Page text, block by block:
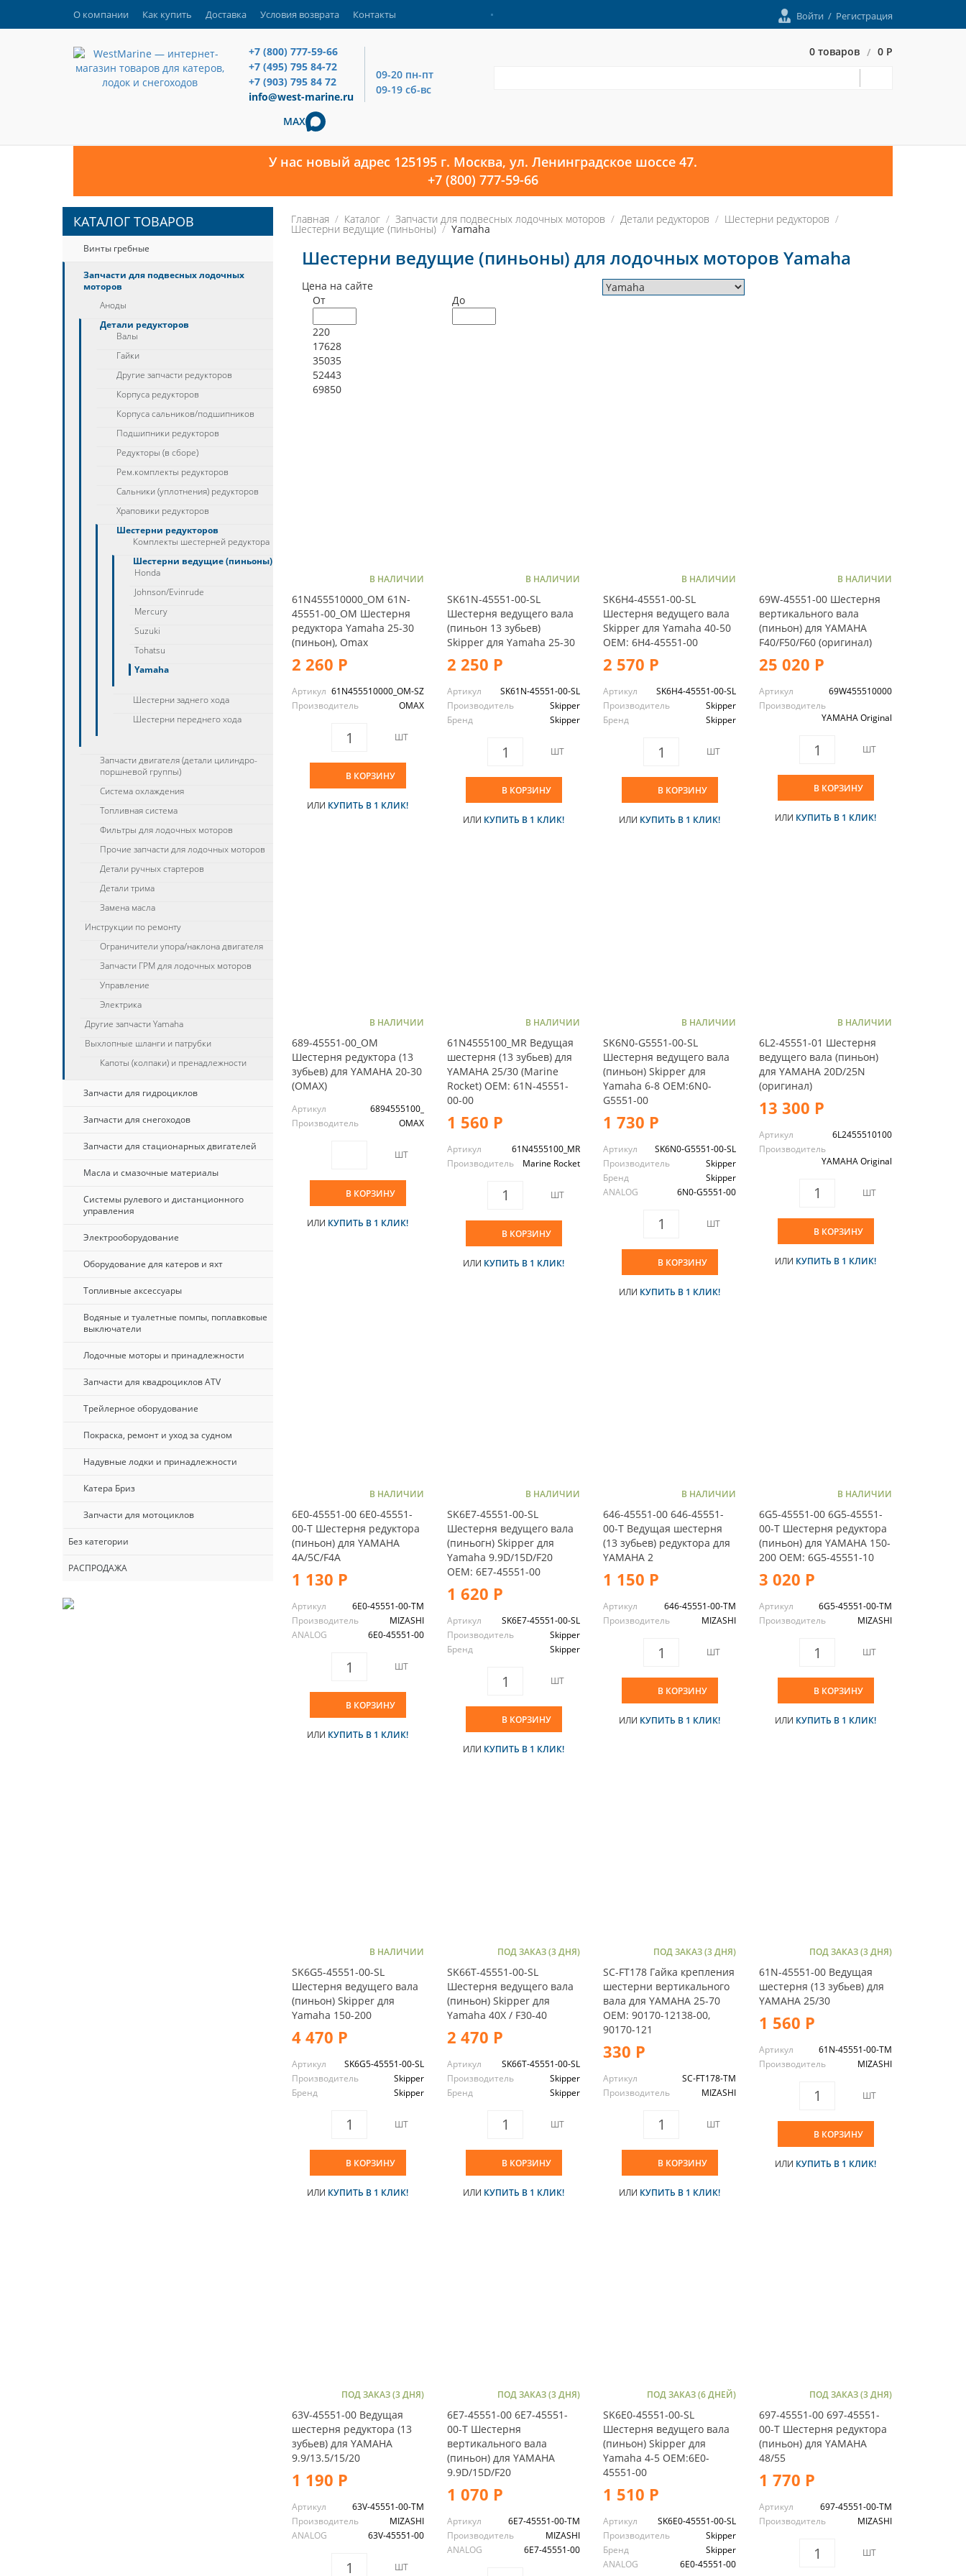
О компании Как купить Доставка Условия возврата Контакты Войти / Регистрация
+7 (800) 777-59-66
+7 (495) 795 84-72
+7 (903) 795 84 72
info@west-marine.ru
09-20 пн-пт
09-19 сб-вс
MAX
0 товаров / 0 Р
У нас новый адрес 125195 г. Москва, ул. Ленинградское шоссе 47.
+7 (800) 777-59-66
Главная Каталог Запчасти для подвесных лодочных моторов Детали редукторов Шестерни редукторов
Шестерни ведущие (пиньоны) Yamaha
Шестерни ведущие (пиньоны) для лодочных моторов Yamaha
Цена на сайте
От
До
220
17628
35035
52443
69850
В НАЛИЧИИ
61N455510000_OM 61N-
45551-00_OM Шестерня
редуктора Yamaha 25-30
(пиньон), Omax
2 260 Р
Артикул 61N455510000_OM-SZ
Производитель
OMAX
ШТ
В КОРЗИНУ
ИЛИ КУПИТЬ В 1 КЛИК!
В НАЛИЧИИ
SK61N-45551-00-SL
Шестерня ведущего вала
(пиньон 13 зубьев)
Skipper для Yamaha 25-30
2 250 Р
Артикул
SK61N-45551-00-SL
Производитель
Skipper
Бренд
Skipper
ШТ
В КОРЗИНУ
ИЛИ КУПИТЬ В 1 КЛИК!
В НАЛИЧИИ
SK6H4-45551-00-SL
Шестерня ведущего вала
Skipper для Yamaha 40-50
OEM: 6H4-45551-00
2 570 Р
Артикул
SK6H4-45551-00-SL
Производитель
Skipper
Бренд
Skipper
ШТ
В КОРЗИНУ
ИЛИ КУПИТЬ В 1 КЛИК!
В НАЛИЧИИ
69W-45551-00 Шестерня
вертикального вала
(пиньон) для YAMAHA
F40/F50/F60 (оригинал)
25 020 Р
Артикул
69W455510000
Производитель
YAMAHA Original
ШТ
В КОРЗИНУ
ИЛИ КУПИТЬ В 1 КЛИК!
В НАЛИЧИИ
689-45551-00_OM
Шестерня редуктора (13
зубьев) для YAMAHA 20-30
(OMAX)
Артикул
6894555100_
Производитель
OMAX
ШТ
В КОРЗИНУ
ИЛИ КУПИТЬ В 1 КЛИК!
В НАЛИЧИИ
61N4555100_MR Ведущая
шестерня (13 зубьев) для
YAMAHA 25/30 (Marine
Rocket) OEM: 61N-45551-
00-00
1 560 Р
Артикул
61N4555100_MR
Производитель
Marine Rocket
ШТ
В КОРЗИНУ
ИЛИ КУПИТЬ В 1 КЛИК!
В НАЛИЧИИ
SK6N0-G5551-00-SL
Шестерня ведущего вала
(пиньон) Skipper для
Yamaha 6-8 OEM:6N0-
G5551-00
1 730 Р
Артикул
SK6N0-G5551-00-SL
Производитель
Skipper
Бренд
Skipper
ANALOG
6N0-G5551-00
ШТ
В КОРЗИНУ
ИЛИ КУПИТЬ В 1 КЛИК!
В НАЛИЧИИ
6L2-45551-01 Шестерня
ведущего вала (пиньон)
для YAMAHA 20D/25N
(оригинал)
13 300 Р
Артикул
6L2455510100
Производитель
YAMAHA Original
ШТ
В КОРЗИНУ
ИЛИ КУПИТЬ В 1 КЛИК!
В НАЛИЧИИ
6E0-45551-00 6E0-45551-
00-T Шестерня редуктора
(пиньон) для YAMAHA
4A/5C/F4A
1 130 Р
Артикул
6E0-45551-00-TM
Производитель
MIZASHI
ANALOG
6E0-45551-00
ШТ
В КОРЗИНУ
ИЛИ КУПИТЬ В 1 КЛИК!
В НАЛИЧИИ
SK6E7-45551-00-SL
Шестерня ведущего вала
(пиньогн) Skipper для
Yamaha 9.9D/15D/F20
OEM: 6E7-45551-00
1 620 Р
Артикул
SK6E7-45551-00-SL
Производитель
Skipper
Бренд
Skipper
ШТ
В КОРЗИНУ
ИЛИ КУПИТЬ В 1 КЛИК!
В НАЛИЧИИ
646-45551-00 646-45551-
00-T Ведущая шестерня
(13 зубьев) редуктора для
YAMAHA 2
1 150 Р
Артикул
646-45551-00-TM
Производитель
MIZASHI
ШТ
В КОРЗИНУ
ИЛИ КУПИТЬ В 1 КЛИК!
В НАЛИЧИИ
6G5-45551-00 6G5-45551-
00-T Шестерня редуктора
(пиньон) для YAMAHA 150-
200 OEM: 6G5-45551-10
3 020 Р
Артикул
6G5-45551-00-TM
Производитель
MIZASHI
ШТ
В КОРЗИНУ
ИЛИ КУПИТЬ В 1 КЛИК!
В НАЛИЧИИ
SK6G5-45551-00-SL
Шестерня ведущего вала
(пиньон) Skipper для
Yamaha 150-200
4 470 Р
Артикул
SK6G5-45551-00-SL
Производитель
Skipper
Бренд
Skipper
ШТ
В КОРЗИНУ
ИЛИ КУПИТЬ В 1 КЛИК!
ПОД ЗАКАЗ (3 ДНЯ)
SK66T-45551-00-SL
Шестерня ведущего вала
(пиньон) Skipper для
Yamaha 40X / F30-40
2 470 Р
Артикул
SK66T-45551-00-SL
Производитель
Skipper
Бренд
Skipper
ШТ
В КОРЗИНУ
ИЛИ КУПИТЬ В 1 КЛИК!
ПОД ЗАКАЗ (3 ДНЯ)
SC-FT178 Гайка крепления
шестерни вертикального
вала для YAMAHA 25-70
OEM: 90170-12138-00,
90170-121
330 Р
Артикул
SC-FT178-TM
Производитель
MIZASHI
ШТ
В КОРЗИНУ
ИЛИ КУПИТЬ В 1 КЛИК!
ПОД ЗАКАЗ (3 ДНЯ)
61N-45551-00 Ведущая
шестерня (13 зубьев) для
YAMAHA 25/30
1 560 Р
Артикул
61N-45551-00-TM
Производитель
MIZASHI
ШТ
В КОРЗИНУ
ИЛИ КУПИТЬ В 1 КЛИК!
ПОД ЗАКАЗ (3 ДНЯ)
63V-45551-00 Ведущая
шестерня редуктора (13
зубьев) для YAMAHA
9.9/13.5/15/20
1 190 Р
Артикул
63V-45551-00-TM
Производитель
MIZASHI
ANALOG
63V-45551-00
ШТ
ПОД ЗАКАЗ (3 ДНЯ)
6E7-45551-00 6E7-45551-
00-T Шестерня
вертикального вала
(пиньон) для YAMAHA
9.9D/15D/F20
1 070 Р
Артикул
6E7-45551-00-TM
Производитель
MIZASHI
ANALOG
6E7-45551-00
ПОД ЗАКАЗ (6 ДНЕЙ)
SK6E0-45551-00-SL
Шестерня ведущего вала
(пиньон) Skipper для
Yamaha 4-5 OEM:6E0-
45551-00
1 510 Р
Артикул
SK6E0-45551-00-SL
Производитель
Skipper
Бренд
Skipper
ANALOG
6E0-45551-00
ПОД ЗАКАЗ (3 ДНЯ)
697-45551-00 697-45551-
00-T Шестерня редуктора
(пиньон) для YAMAHA
48/55
1 770 Р
Артикул
697-45551-00-TM
Производитель
MIZASHI
ШТ
КАТАЛОГ ТОВАРОВ
Винты гребные
Запчасти для подвесных лодочных
моторов
Аноды
Детали редукторов
Валы
Гайки
Другие запчасти редукторов
Корпуса редукторов
Корпуса сальников/подшипников
Подшипники редукторов
Редукторы (в сборе)
Рем.комплекты редукторов
Сальники (уплотнения) редукторов
Храповики редукторов
Шестерни редукторов
Комплекты шестерней редуктора
Шестерни ведущие (пиньоны)
Honda
Johnson/Evinrude
Mercury
Suzuki
Tohatsu
Yamaha
Шестерни заднего хода
Шестерни переднего хода
Запчасти двигателя (детали цилиндро-
поршневой группы)
Система охлаждения
Топливная система
Фильтры для лодочных моторов
Прочие запчасти для лодочных моторов
Детали ручных стартеров
Детали трима
Замена масла
Инструкции по ремонту
Ограничители упора/наклона двигателя
Запчасти ГРМ для лодочных моторов
Управление
Электрика
Другие запчасти Yamaha
Выхлопные шланги и патрубки
Капоты (колпаки) и пренадлежности
Запчасти для гидроциклов
Запчасти для снегоходов
Запчасти для стационарных двигателей
Масла и смазочные материалы
Системы рулевого и дистанционного
управления
Электрооборудование
Оборудование для катеров и яхт
Топливные аксессуары
Водяные и туалетные помпы, поплавковые
выключатели
Лодочные моторы и принадлежности
Запчасти для квадроциклов ATV
Трейлерное оборудование
Покраска, ремонт и уход за судном
Надувные лодки и принадлежности
Катера Бриз
Запчасти для мотоциклов
Без категории
РАСПРОДАЖА